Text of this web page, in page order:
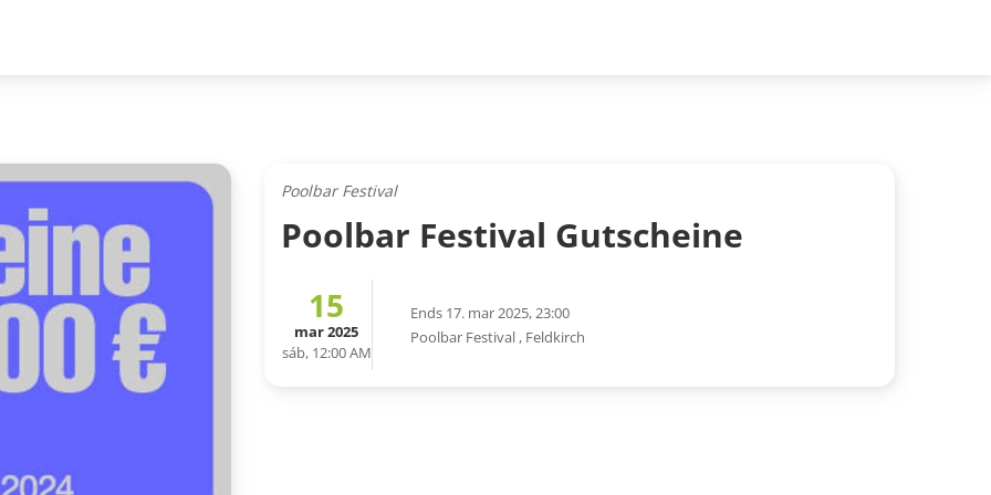
Poolbar Festival
Poolbar Festival Gutscheine
15
mar 2025
sáb, 12:00 AM
Ends 17. mar 2025, 23:00
Poolbar Festival , Feldkirch